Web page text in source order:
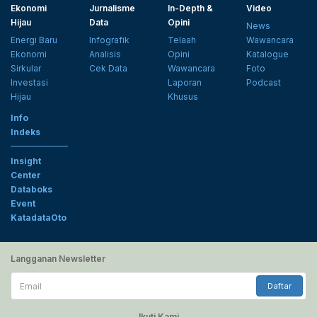
Ekonomi
Hijau
Energi Baru
Ekonomi
Sirkular
Investasi
Hijau
Jurnalisme
Data
Infografik
Analisis
Cek Data
In-Depth &
Opini
Telaah
Opini
Wawancara
Laporan
Khusus
Video
News
Wawancara
Katalogue
Foto
Podcast
Info
Indeks
Insight
Center
Databoks
Event
KatadataOto
Langganan Newsletter
Email
Daftar